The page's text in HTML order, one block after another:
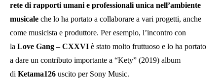
rete di rapporti umani e professionali unica nell’ambiente
musicale che lo ha portato a collaborare a vari progetti, anche
come musicista e produttore. Per esempio, l’incontro con
la Love Gang – CXXVI è stato molto fruttuoso e lo ha portato
a dare un contributo importante a “Kety” (2019) album
di Ketama126 uscito per Sony Music.